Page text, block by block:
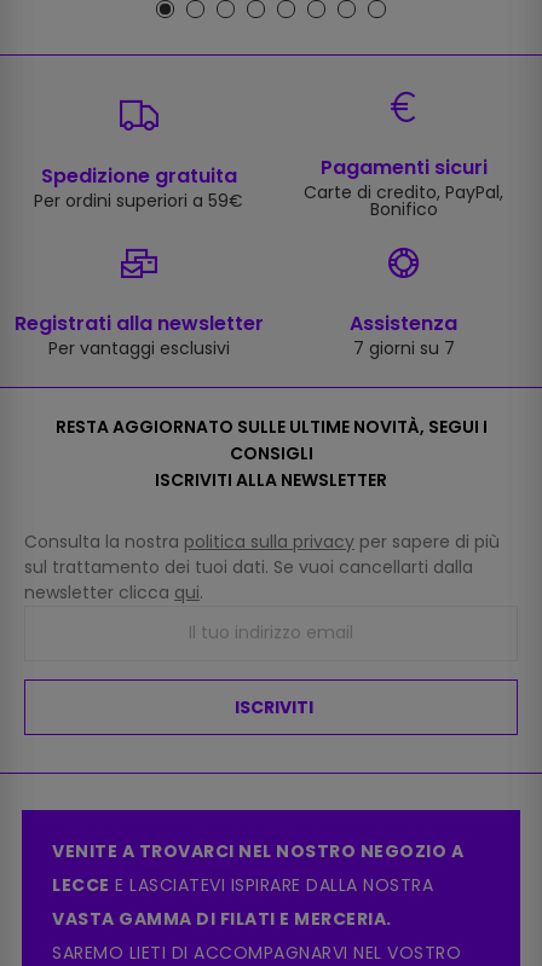
Spedizione gratuita
Per ordini superiori a 59€
Pagamenti sicuri
Carte di credito, PayPal,
Bonifico
Registrati alla newsletter
Per vantaggi esclusivi
Assistenza
7 giorni su 7
RESTA AGGIORNATO SULLE ULTIME NOVITÀ, SEGUI I
CONSIGLI
ISCRIVITI ALLA NEWSLETTER
Consulta la nostra politica sulla privacy per sapere di più
sul trattamento dei tuoi dati. Se vuoi cancellarti dalla
newsletter clicca qui.
ISCRIVITI
VENITE A TROVARCI NEL NOSTRO NEGOZIO A
LECCE E LASCIATEVI ISPIRARE DALLA NOSTRA
VASTA GAMMA DI FILATI E MERCERIA.
SAREMO LIETI DI ACCOMPAGNARVI NEL VOSTRO